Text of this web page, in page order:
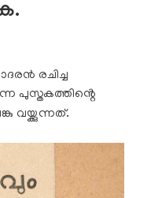
രചിച്ച
പുസ്തകത്തിൻ്റെ
വയ്ക്കുന്നത്.